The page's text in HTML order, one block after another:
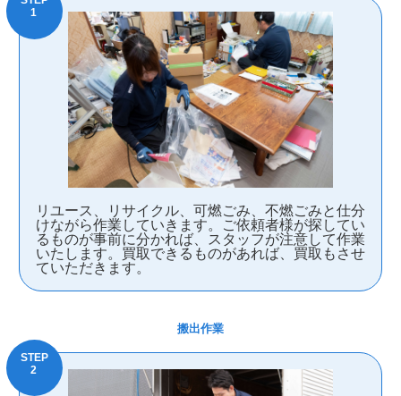
リユース、リサイクル、可燃ごみ、不燃ごみと仕分
けながら作業していきます。ご依頼者様が探してい
るものが事前に分かれば、スタッフが注意して作業
いたします。買取できるものがあれば、買取もさせ
ていただきます。
搬出作業